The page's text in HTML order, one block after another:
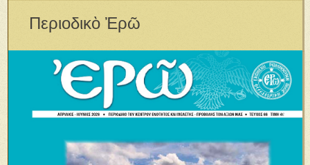
Περιοδικὸ Ἐρῶ